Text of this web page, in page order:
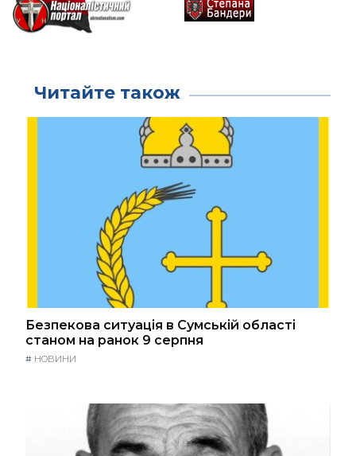
Читайте також
Безпекова ситуація в Сумській області
станом на ранок 9 серпня
# НОВИНИ